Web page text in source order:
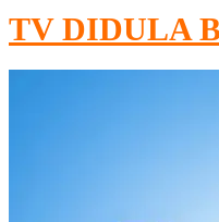
TV DIDULA